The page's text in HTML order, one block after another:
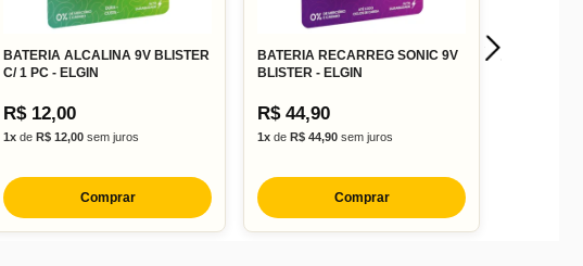
BATERIA ALCALINA 9V BLISTER
C/ 1 PC - ELGIN
R$ 12,00
1x de R$ 12,00 sem juros
Comprar
BATERIA RECARREG SONIC 9V
BLISTER - ELGIN
R$ 44,90
1x de R$ 44,90 sem juros
Comprar